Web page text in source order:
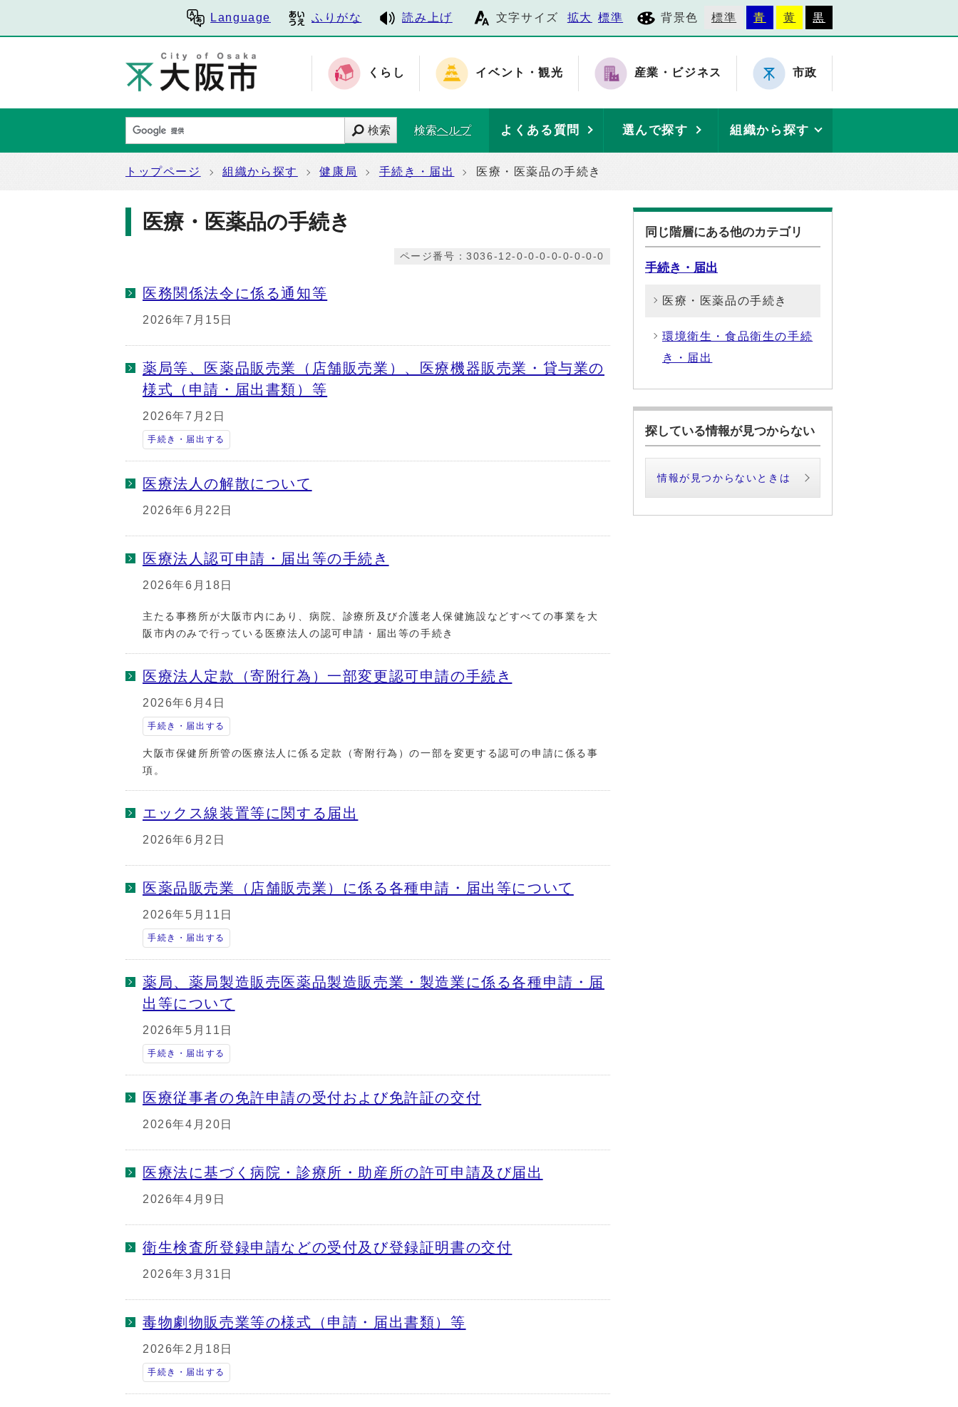
Language ふりがな 読み上げ 文字サイズ 拡大 標準 背景色 標準 青 黄 黒
くらし イベント・観光 産業・ビジネス 市政
検索 検索ヘルプ よくある質問 選んで探す 組織から探す
トップページ 組織から探す 健康局 手続き・届出 医療・医薬品の手続き
医療・医薬品の手続き
ページ番号：3036-12-0-0-0-0-0-0-0-0
医務関係法令に係る通知等
2026年7月15日
薬局等、医薬品販売業（店舗販売業）、医療機器販売業・貸与業の
様式（申請・届出書類）等
2026年7月2日
手続き・届出する
医療法人の解散について
2026年6月22日
医療法人認可申請・届出等の手続き
2026年6月18日
主たる事務所が大阪市内にあり、病院、診療所及び介護老人保健施設などすべての事業を大
阪市内のみで行っている医療法人の認可申請・届出等の手続き
医療法人定款（寄附行為）一部変更認可申請の手続き
2026年6月4日
手続き・届出する
大阪市保健所所管の医療法人に係る定款（寄附行為）の一部を変更する認可の申請に係る事
項。
エックス線装置等に関する届出
2026年6月2日
医薬品販売業（店舗販売業）に係る各種申請・届出等について
2026年5月11日
手続き・届出する
薬局、薬局製造販売医薬品製造販売業・製造業に係る各種申請・届
出等について
2026年5月11日
手続き・届出する
医療従事者の免許申請の受付および免許証の交付
2026年4月20日
医療法に基づく病院・診療所・助産所の許可申請及び届出
2026年4月9日
衛生検査所登録申請などの受付及び登録証明書の交付
2026年3月31日
毒物劇物販売業等の様式（申請・届出書類）等
2026年2月18日
手続き・届出する
同じ階層にある他のカテゴリ
手続き・届出
医療・医薬品の手続き
環境衛生・食品衛生の手続
き・届出
探している情報が見つからない
情報が見つからないときは